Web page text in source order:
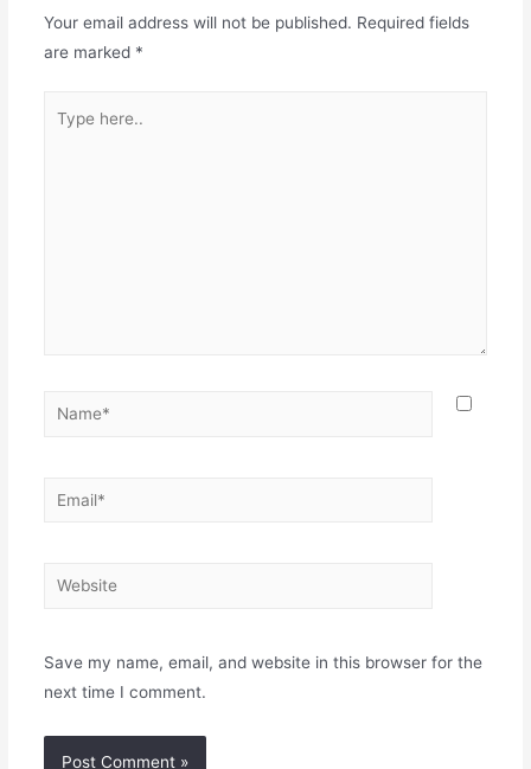
Your email address will not be published. Required fields
are marked *
here..
Name*
Email*
Website
Save my name, email, and website in this browser for the
next time I comment.